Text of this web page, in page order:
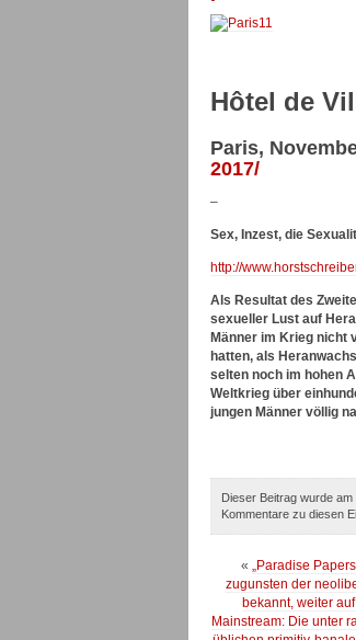
Hôtel de
Paris,
2017/
–
Sex, Inzest, die
http://
Als Resultat des
sexueller Lust auf
Männer im Krieg nicht
hatten, als
selten noch im hohen
Weltkrieg über
jungen Männer völlig
Dieser Beitrag wurde
Kommentare zu diesen
«
„Paradise
zugunsten der
bekannt, weiter
Mainstream: Die unter